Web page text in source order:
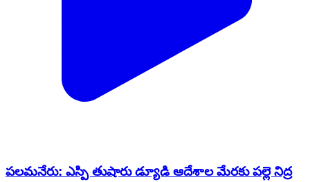
పలమనేరు: ఎస్పి తుషారు డ్యూడి ఆదేశాల మేరకు పల్లె నిద్ర